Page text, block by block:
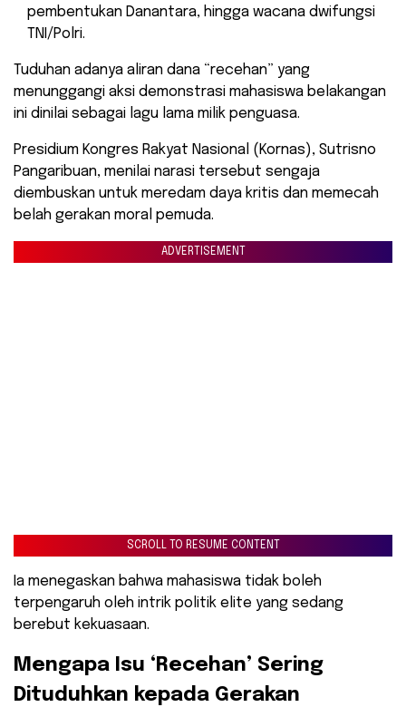
pembentukan Danantara, hingga wacana dwifungsi
TNI/Polri.
Tuduhan adanya aliran dana “recehan” yang
menunggangi aksi demonstrasi mahasiswa belakangan
ini dinilai sebagai lagu lama milik penguasa.
Presidium Kongres Rakyat Nasional (Kornas), Sutrisno
Pangaribuan, menilai narasi tersebut sengaja
diembuskan untuk meredam daya kritis dan memecah
belah gerakan moral pemuda.
ADVERTISEMENT
SCROLL TO RESUME CONTENT
Ia menegaskan bahwa mahasiswa tidak boleh
terpengaruh oleh intrik politik elite yang sedang
berebut kekuasaan.
​Mengapa Isu ‘Recehan’ Sering
Dituduhkan kepada Gerakan